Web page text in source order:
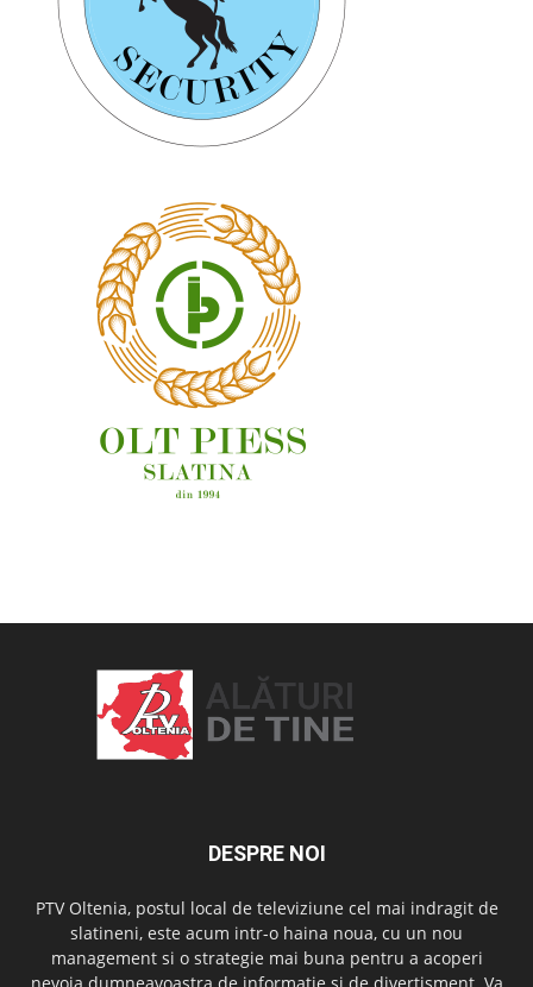
DESPRE NOI
PTV Oltenia, postul local de televiziune cel mai indragit de
slatineni, este acum intr-o haina noua, cu un nou
management si o strategie mai buna pentru a acoperi